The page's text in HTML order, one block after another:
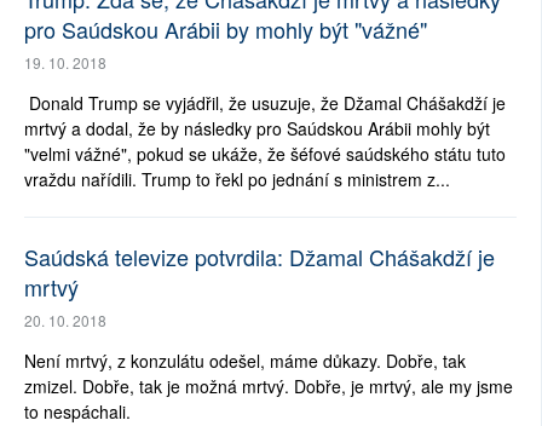
pro Saúdskou Arábii by mohly být "vážné"
19. 10. 2018
Donald Trump se vyjádřil, že usuzuje, že Džamal Chášakdží je
mrtvý a dodal, že by následky pro Saúdskou Arábii mohly být
"velmi vážné", pokud se ukáže, že šéfové saúdského státu tuto
vraždu nařídili. Trump to řekl po jednání s ministrem z...
Saúdská televize potvrdila: Džamal Chášakdží je
mrtvý
20. 10. 2018
Není mrtvý, z konzulátu odešel, máme důkazy. Dobře, tak
zmizel. Dobře, tak je možná mrtvý. Dobře, je mrtvý, ale my jsme
to nespáchali.